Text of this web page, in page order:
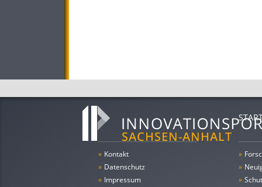
» Kontakt
» Datenschutz
» Impressum
»
»
»